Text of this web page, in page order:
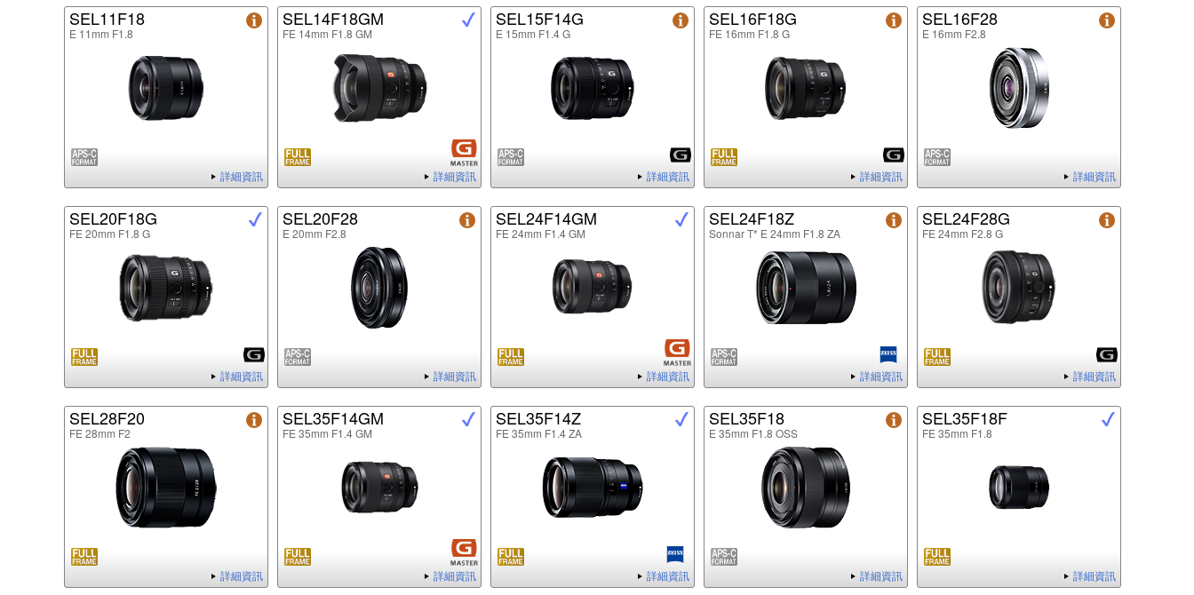
SEL11F18
E 11mm F1.8
詳細資訊
SEL14F18GM
FE 14mm F1.8 GM
詳細資訊
SEL15F14G
E 15mm F1.4 G
詳細資訊
SEL16F18G
FE 16mm F1.8 G
詳細資訊
SEL16F28
E 16mm F2.8
詳細資訊
SEL20F18G
FE 20mm F1.8 G
詳細資訊
SEL20F28
E 20mm F2.8
詳細資訊
SEL24F14GM
FE 24mm F1.4 GM
詳細資訊
SEL24F18Z
Sonnar T* E 24mm F1.8 ZA
詳細資訊
SEL24F28G
FE 24mm F2.8 G
詳細資訊
SEL28F20
FE 28mm F2
詳細資訊
SEL35F14GM
FE 35mm F1.4 GM
詳細資訊
SEL35F14Z
FE 35mm F1.4 ZA
詳細資訊
SEL35F18
E 35mm F1.8 OSS
詳細資訊
SEL35F18F
FE 35mm F1.8
詳細資訊